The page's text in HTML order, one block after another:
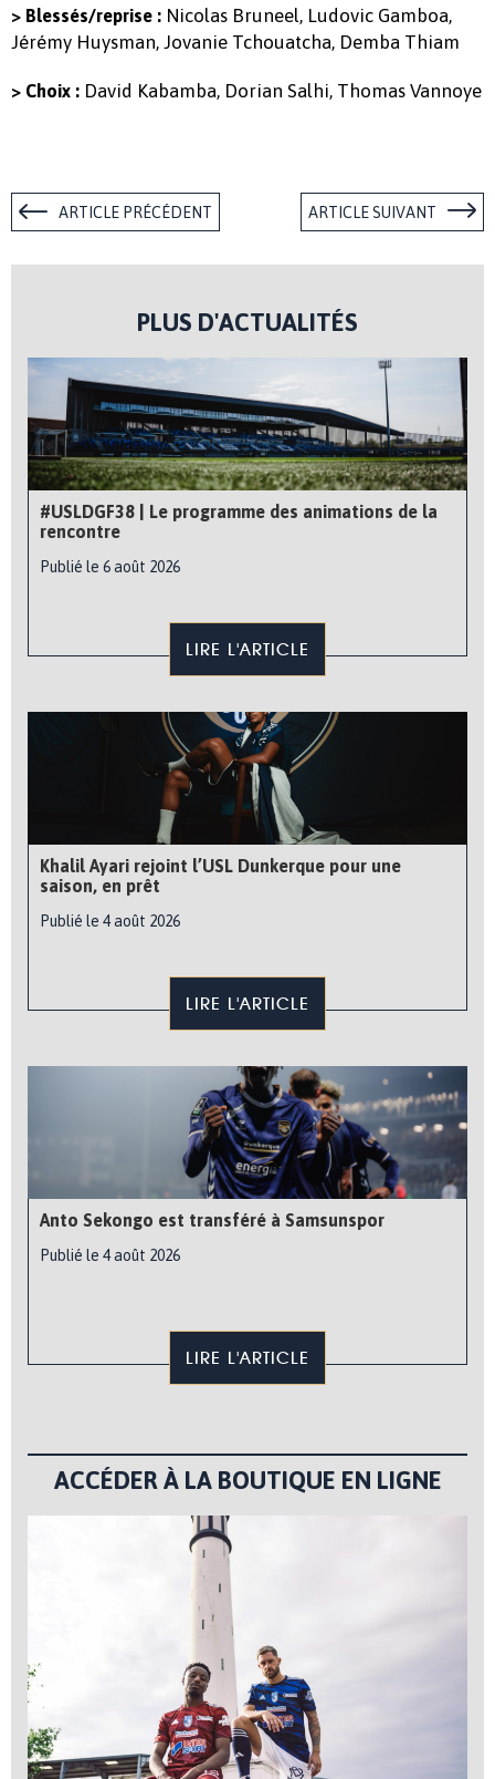
> Blessés/reprise : Nicolas Bruneel, Ludovic Gamboa,
Jérémy Huysman, Jovanie Tchouatcha, Demba Thiam
> Choix : David Kabamba, Dorian Salhi, Thomas Vannoye
ARTICLE PRÉCÉDENT ARTICLE SUIVANT
PLUS D'ACTUALITÉS
#USLDGF38 | Le programme des animations de la
rencontre
Publié le 6 août 2026
LIRE L'ARTICLE
Khalil Ayari rejoint l’USL Dunkerque pour une
saison, en prêt
Publié le 4 août 2026
LIRE L'ARTICLE
Anto Sekongo est transféré à Samsunspor
Publié le 4 août 2026
LIRE L'ARTICLE
ACCÉDER À LA BOUTIQUE EN LIGNE